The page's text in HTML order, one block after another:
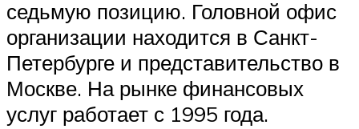
седьмую позицию. Головной офис
организации находится в Санкт-
Петербурге и представительство в
Москве. На рынке финансовых
услуг работает с 1995 года.